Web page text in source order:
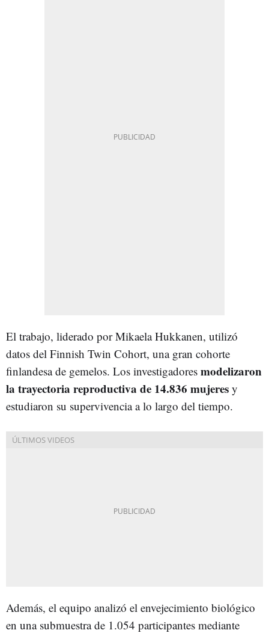
El trabajo, liderado por Mikaela Hukkanen, utilizó
datos del Finnish Twin Cohort, una gran cohorte
finlandesa de gemelos. Los investigadores modelizaron
la trayectoria reproductiva de 14.836 mujeres y
estudiaron su supervivencia a lo largo del tiempo.
Además, el equipo analizó el envejecimiento biológico
en una submuestra de 1.054 participantes mediante